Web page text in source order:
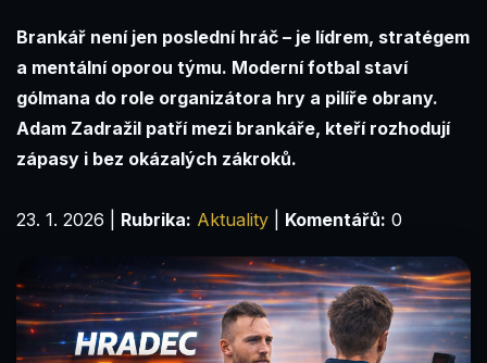
Brankář není jen poslední hráč – je lídrem, stratégem
a mentální oporou týmu. Moderní fotbal staví
gólmana do role organizátora hry a pilíře obrany.
Adam Zadražil patří mezi brankáře, kteří rozhodují
zápasy i bez okázalých zákroků.
23. 1. 2026 Rubrika: Aktuality Komentářů: 0